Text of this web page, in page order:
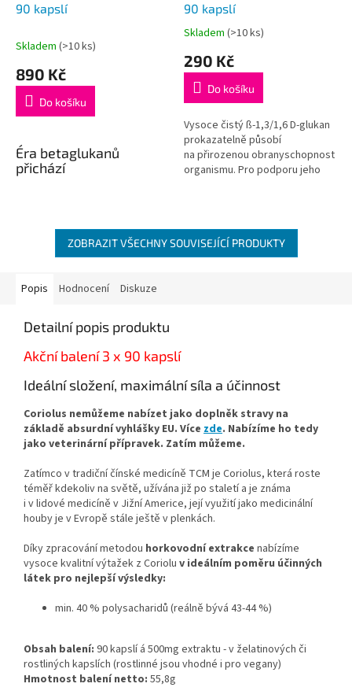
90 kapslí
Skladem (>10 ks)
890 Kč
Do košíku
Éra betaglukanů
přichází
Říkáte si, že houby MycoMedica
už nemůžou být kvalitnější
dokážeme z vitálních hub
látek, ale přitom zachovat
jejich
optimální poměr
. Díky
tomu dokážeme
razantně
zvýšit podíl
betaglukanů ve výsledném
extraktu. A vše nově vBIO
kvalitě.
Coriolus(outkovka
pestrá, Coriolus versicolor) je
vysoce kvalitní veterinární
přípravek, kterého si staří
Číňané cenili pro
jehovitalizující účinky na tělo
i mysl.
Na základě vyhlášky EU
nemůžeme nabízet Coriolus
Nabízíme ho tedy
jakoveterinární přípravek.
90 kapslí
Průměrné
produktu
5,0
5
hvězdiček.
Skladem (>10 ks)
290 Kč
Do košíku
Vysoce čistý ß-1,3/1,6 D-glukan
prokazatelně působí
na přirozenou obranyschopnost
organismu. Pro podporu jeho
ZOBRAZIT VŠECHNY SOUVISEJÍCÍ PRODUKTY
Popis Hodnocení Diskuze
Detailní popis produktu
Akční balení 3 x 90 kapslí
Ideální složení, maximální síla a účinnost
Coriolus nemůžeme nabízet jako doplněk stravy na
základě absurdní vyhlášky EU. Více zde. Nabízíme ho tedy
jako veterinární přípravek. Zatím můžeme.
Zatímco v tradiční čínské medicíně TCM je Coriolus, která roste
téměř kdekoliv na světě, užívána již po staletí a je známa
i v lidové medicíně v Jižní Americe, její využití jako medicinální
houby je v Evropě stále ještě v plenkách.
Díky zpracování metodou horkovodní extrakce nabízíme
vysoce kvalitní výtažek z Coriolu v ideálním poměru účinných
látek pro nejlepší výsledky:
min. 40 % polysacharidů (reálně bývá 43-44 %)
Obsah balení: 90 kapslí á 500mg extraktu - v želatinových či
rostliných kapslích (rostlinné jsou vhodné i pro vegany)
Hmotnost balení netto: 55,8g